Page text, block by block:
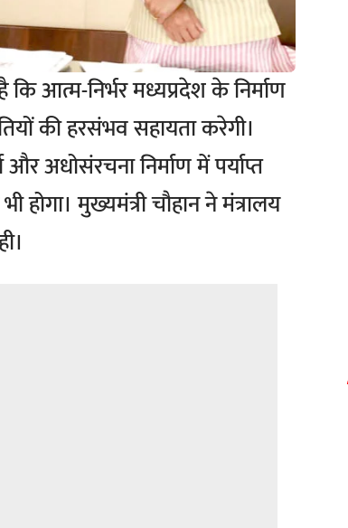
आत्म-निर्भर मध्यप्रदेश के निर्माण
की हरसंभव सहायता करेगी।
अधोसंरचना निर्माण में पर्याप्त
मुख्यमंत्री चौहान ने मंत्रालय